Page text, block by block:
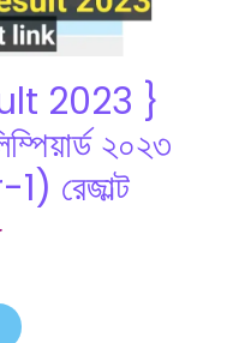
2023 }
২০২৩
রেজাল্ট